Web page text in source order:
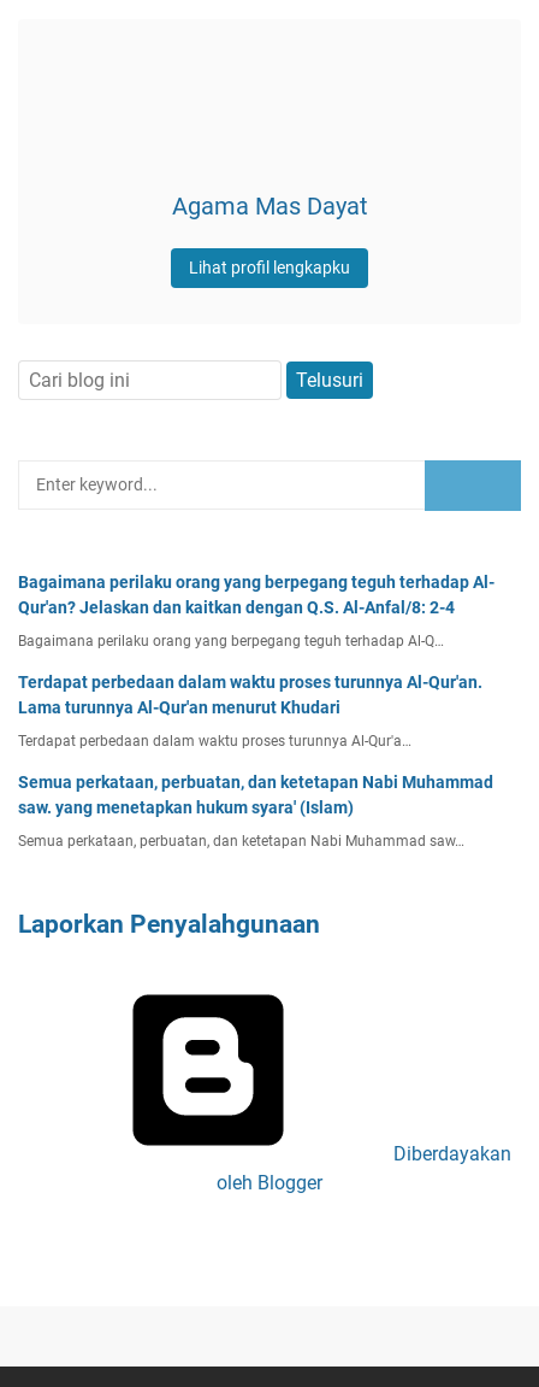
Agama Mas Dayat
Lihat profil lengkapku
Bagaimana perilaku orang yang berpegang teguh terhadap Al-
Qur'an? Jelaskan dan kaitkan dengan Q.S. Al-Anfal/8: 2-4
Bagaimana perilaku orang yang berpegang teguh terhadap Al-Q…
Terdapat perbedaan dalam waktu proses turunnya Al-Qur'an.
Lama turunnya Al-Qur'an menurut Khudari
Terdapat perbedaan dalam waktu proses turunnya Al-Qur'a…
Semua perkataan, perbuatan, dan ketetapan Nabi Muhammad
saw. yang menetapkan hukum syara' (Islam)
Semua perkataan, perbuatan, dan ketetapan Nabi Muhammad saw…
Laporkan Penyalahgunaan
Diberdayakan
oleh Blogger